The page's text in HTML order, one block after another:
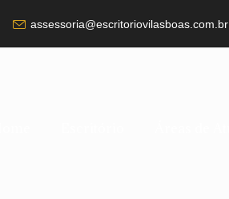
assessoria@escritoriovilasboas.com.br